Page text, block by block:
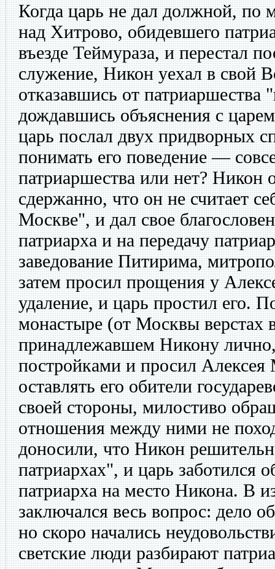
Когда царь не дал должной, по
над Хитрово, обидевшего
въезде Теймураза, и перестал
служение, Никон уехал в свой
отказавшись от патриаршества
дождавшись объяснения с
царь послал двух придворных
понимать его поведение —
патриаршества или нет? Никон
сдержанно, что он не считает
Москве", и дал свое
патриарха и на передачу
заведование Питирима,
затем просил прощения у
удаление, и царь простил его.
монастыре (от Москвы верстах
принадлежавшем Никону
постройками и просил Алексея
оставлять его обители
своей стороны, милостиво
отношения между ними не
доносили, что Никон
патриархах", и царь заботился
патриарха на место Никона. В
заключался весь вопрос: дело
но скоро начались
светские люди разбирают